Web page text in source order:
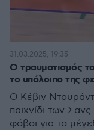
Ο τραυματισμός
το υπόλοιπο της
Ο Κέβιν
παιχνίδι των
φόβοι για το
31.03.2025, 19:35